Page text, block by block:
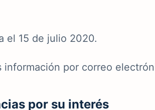
el 15 de julio 2020.
información por correo
por su interés